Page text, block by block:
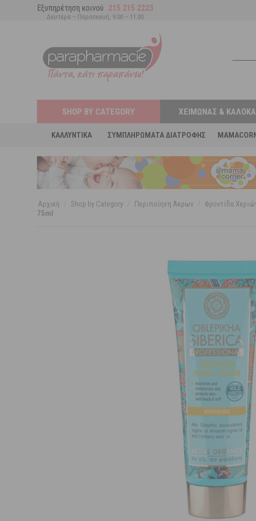
Εξυπηρέτηση κοινού 215 215 2223
Δευτέρα – Παρασκευή, 9:00 – 11:00
SHOP BY CATEGORY
ΚΑΛΛΥΝΤΙΚΆ ΣΥΜΠΛΗΡΏΜΑΤΑ ΔΙΑΤΡΟΦΉΣ
ΧΕΙΜΏΝΑΣ &
Αρχική Shop by Category Περιποίηση Άκρων Φροντίδα
75ml